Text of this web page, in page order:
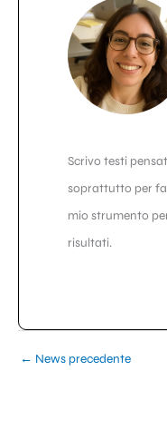
Scrivo testi
soprattutto per
mio strumento
risultati.
← News precedente